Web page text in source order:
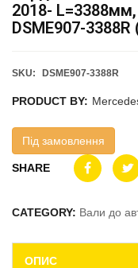
2018-
DSME907-3388R
SKU: DSME907-3388R
PRODUCT BY:
Під замовлення
SHARE
CATEGORY: Вали до
ОПИС